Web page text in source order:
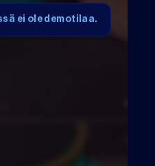
ei ole demotilaa.